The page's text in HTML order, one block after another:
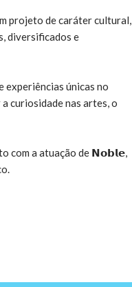
projeto de caráter cultural,
diversificados e
experiências únicas no
curiosidade nas artes, o
com a atuação de 𝗡𝗼𝗯𝗹𝗲,